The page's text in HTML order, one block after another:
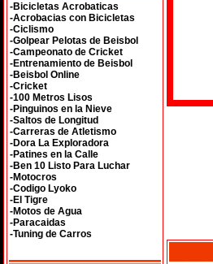
-Bicicletas Acrobaticas
-Acrobacias con Bicicletas
-Ciclismo
-Golpear Pelotas de Beisbol
-Campeonato de Cricket
-Entrenamiento de Beisbol
-Beisbol Online
-Cricket
-100 Metros Lisos
-Pinguinos en la Nieve
-Saltos de Longitud
-Carreras de Atletismo
-Dora La Exploradora
-Patines en la Calle
-Ben 10 Listo Para Luchar
-Motocros
-Codigo Lyoko
-El Tigre
-Motos de Agua
-Paracaidas
-Tuning de Carros